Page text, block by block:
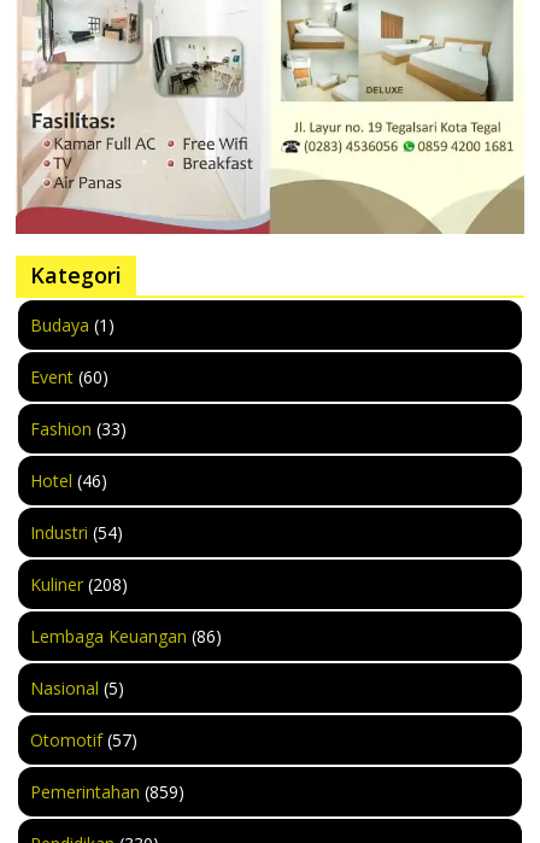
Kategori
Budaya (1)
Event (60)
Fashion (33)
Hotel (46)
Industri (54)
Kuliner (208)
Lembaga Keuangan (86)
Nasional (5)
Otomotif(57)
Pemerintahan (859)